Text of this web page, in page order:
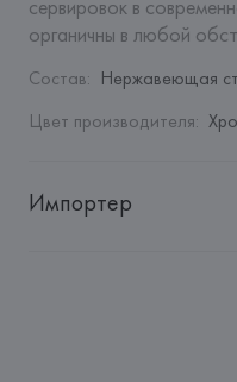
сервировок в
органичны в любой
Состав: Нержавеющая
Цвет производителя:
Импортер